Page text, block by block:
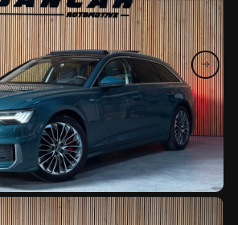
Verkocht
Lease calculator
Contact